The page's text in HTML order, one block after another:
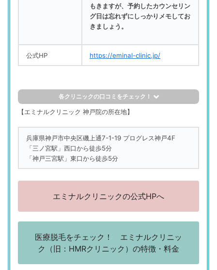
もきますが、予約したカウンセリン
グ日は忘れずにしっかりメモしてお
きましょう。
公式HP https://eminal-clinic.jp/
各クリニックの口コミをチェック！
エミナルクリニック 神戸院
「スタッフの対応がていねいですごく良かった！ そこそこ
満足しました！」
（39歳／パート・アルバイト／その他／食品製造）
エミナルクリニック 神戸院
（37歳／パート・アルバイト／専門職／金融・不動産・医
療・福祉系など）
エミナルクリニック 神戸院
「説明をしっかりしてくれた」
（33歳／パート・アルバイト／販売職・サービス系）
【エミナルクリニック 神戸院の所在地】
兵庫県神戸市中央区磯上通7-1-19 プログレス神戸4F
「三ノ宮駅」西口から徒歩5分
「神戸三宮駅」東口から徒歩5分
エミナルクリニックの公式HPへ
医療脱毛をチェック！ エミナルクリニッ
ク（旧：HMRクリニック）の特徴・料金